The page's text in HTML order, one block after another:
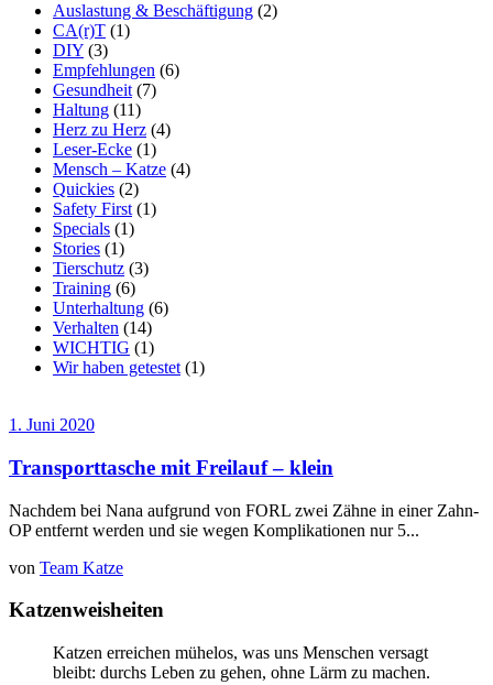
Auslastung & Beschäftigung (2)
CA(r)T (1)
DIY (3)
Empfehlungen (6)
Gesundheit (7)
Haltung (11)
Herz zu Herz (4)
Leser-Ecke (1)
Mensch – Katze (4)
Quickies (2)
Safety First (1)
Specials (1)
Stories (1)
Tierschutz (3)
Training (6)
Unterhaltung (6)
Verhalten (14)
WICHTIG (1)
Wir haben getestet (1)
1. Juni 2020
Transporttasche mit Freilauf – klein
Nachdem bei Nana aufgrund von FORL zwei Zähne in einer Zahn-
OP entfernt werden und sie wegen Komplikationen nur 5...
von Team Katze
Katzenweisheiten
Katzen erreichen mühelos, was uns Menschen versagt
bleibt: durchs Leben zu gehen, ohne Lärm zu machen.